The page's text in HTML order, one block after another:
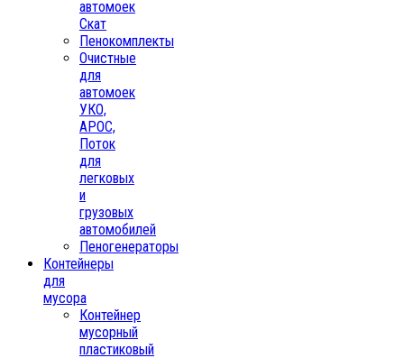
автомоек
Скат
Пенокомплекты
Очистные
для
автомоек
УКО,
АРОС,
Поток
для
легковых
и
грузовых
автомобилей
Пеногенераторы
Контейнеры
для
мусора
Контейнер
мусорный
пластиковый